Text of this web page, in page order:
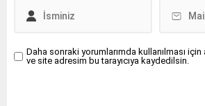
Daha sonraki yorumlarımda kullanılması
ve site adresim bu tarayıcıya kaydedilsin.